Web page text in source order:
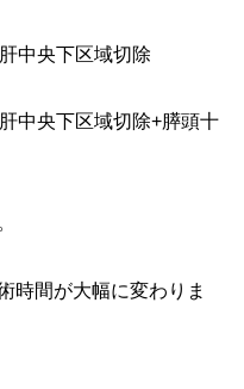
中央下区域切除
中央下区域切除+膵頭十
時間が大幅に変わりま